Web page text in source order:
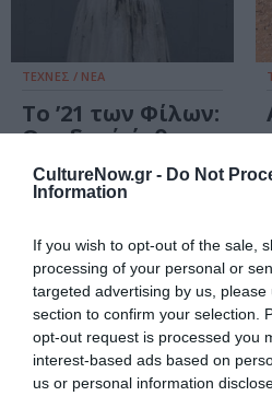
CultureNow.gr - Do Not
Information
If you wish to opt-out of the sale,
processing of your personal or
targeted advertising by us,
section to confirm your selection.
opt-out request is processed you
interest-based ads based on
us or personal information
ΤΕΧΝΕΣ / ΝΕΑ
Το ’21 των Φίλων:
Ομαδική έκθεση
στη γκαλερί
Άλμα
ΤΕΧΝΕΣ / ΝΕΑ
25 χιλιόμετρα
μόνο: Ομαδική
έκθεση στο Γιαπί
της Ακτ-ειν